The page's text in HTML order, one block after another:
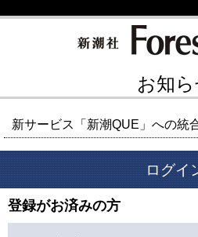
お知
新サービス「新潮QUE」への統
ログイ
登録がお済みの方